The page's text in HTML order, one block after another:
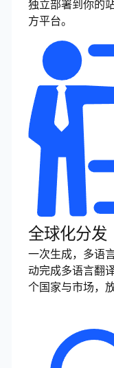
独立部署到你的
方平台。
全球化分发
一次生成，多语
动完成多语言翻
个国家与市场，